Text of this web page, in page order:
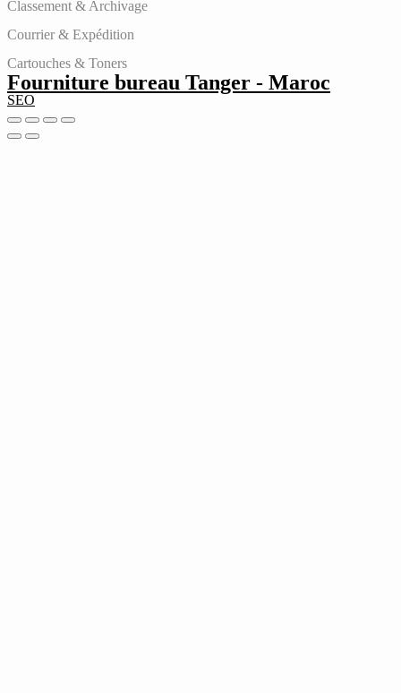
Classement & Archivage
Courrier & Expédition
Cartouches & Toners
Fourniture bureau Tanger - Maroc
SEO